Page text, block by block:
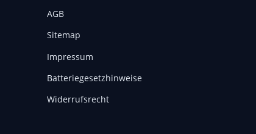
AGB
Sitemap
Impressum
Batteriegesetzhinweise
Widerrufsrecht